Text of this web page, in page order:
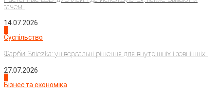
зачем...
14.07.2026
Суспільство
Фарби Sniezka: універсальні рішення для внутрішніх і зовнішніх...
27.07.2026
Бізнес та економіка